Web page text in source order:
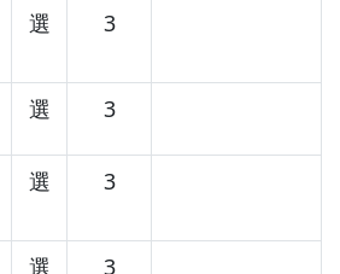
選 3
選 3
選 3
選 3